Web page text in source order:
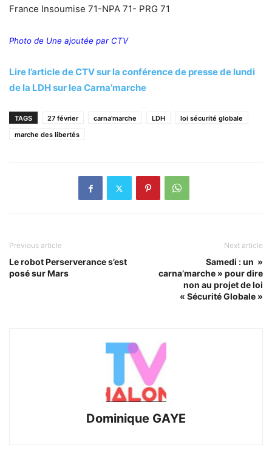
France Insoumise 71-NPA 71- PRG 71
Photo de Une ajoutée par CTV
Lire l’article de CTV sur la conférence de presse de lundi
de la LDH sur lea Carna’marche
TAGS 27 février carna'marche LDH
loi sécurité globale
marche des libertés
Previous article
Le robot Perserverance s’est
posé sur Mars
Next article
Samedi : un »
carna’marche » pour dire
non au projet de loi
« Sécurité Globale »
Dominique GAYE